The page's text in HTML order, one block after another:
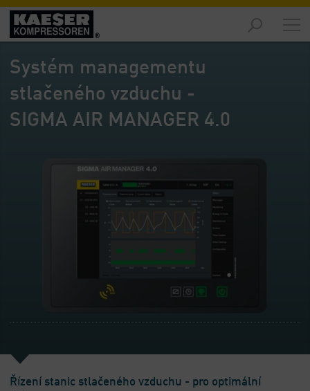
Trhy
-
Přehled
Výrobky
-
Přehled
Systém managementu
stlačeného vzduchu -
SIGMA AIR MANAGER 4.0
Řízení stanic stlačeného vzduchu - pro optimální